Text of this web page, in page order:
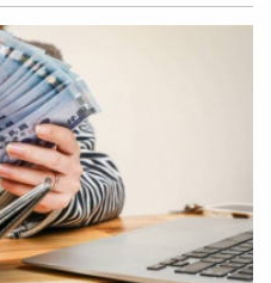
假非朝聖不可的時尚熱點！
格品牌 wiggle wiggle 全台
場韓國人氣生活風格品牌
開新的篇章，開設全台首
憑藉鮮明大膽的撞色設
韓國最具代表性的生活風
IVE、aespa、ENHYPEN、
行配件到居家用品，都成為
（圖／品牌提供）成立於
“wit moment, refresh